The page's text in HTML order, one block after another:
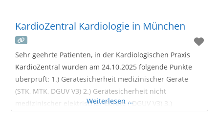
KardioZentral Kardiologie in München
Sehr geehrte Patienten, in der Kardiologischen Praxis
KardioZentral wurden am 24.10.2025 folgende Punkte
überprüft: 1.) Gerätesicherheit medizinischer Geräte
(STK, MTK, DGUV V3) 2.) Gerätesicherheit nicht
medizinischer elektrischer Geräte ( DGUV V3) 3.)
Weiterlesen …